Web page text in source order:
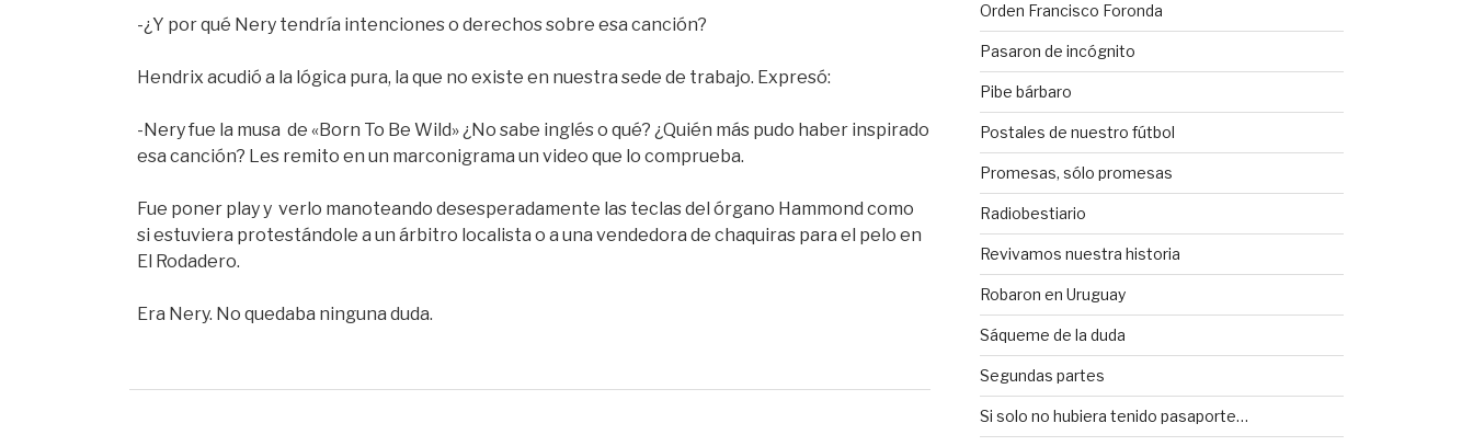
-¿Y por qué Nery tendría intenciones o derechos sobre esa canción?
Hendrix acudió a la lógica pura, la que no existe en nuestra sede de trabajo. Expresó:
-Nery fue la musa de «Born To Be Wild» ¿No sabe inglés o qué? ¿Quién más pudo haber inspirado
esa canción? Les remito en un marconigrama un video que lo comprueba.
Fue poner play y verlo manoteando desesperadamente las teclas del órgano Hammond como
si estuviera protestándole a un árbitro localista o a una vendedora de chaquiras para el pelo en
El Rodadero.
Era Nery. No quedaba ninguna duda.
Orden Francisco Foronda
Pasaron de incógnito
Pibe bárbaro
Postales de nuestro fútbol
Promesas, sólo promesas
Radiobestiario
Revivamos nuestra historia
Robaron en Uruguay
Sáqueme de la duda
Segundas partes
Si solo no hubiera tenido pasaporte…